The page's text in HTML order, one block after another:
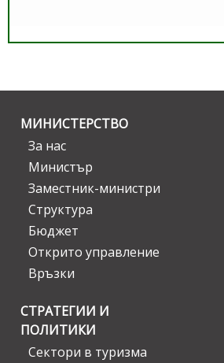
МИНИСТЕРСТВО
За нас
Министър
Заместник-министри
Структура
Бюджет
Открито управление
Връзки
СТРАТЕГИИ И
ПОЛИТИКИ
Сектори в туризма